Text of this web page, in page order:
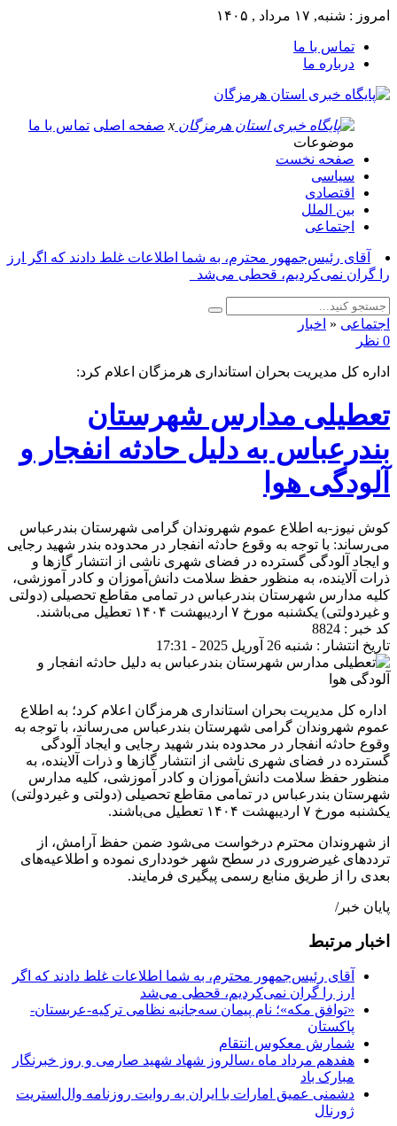
امروز : شنبه, ۱۷ مرداد , ۱۴۰۵
تماس با ما
درباره ما
x صفحه اصلی تماس با ما
موضوعات
صفحه نخست
سیاسی
اقتصادی
بین الملل
اجتماعی
آقای رئیس‌جمهور محترم، به شما اطلاعات غلط دادند که اگر ارز
را گران نمی‌کردیم، قحطی می‌شد_
اجتماعی « اخبار
0 نظر
اداره کل مدیریت بحران استانداری هرمزگان اعلام کرد:
تعطیلی مدارس شهرستان
بندرعباس به دلیل حادثه انفجار و
آلودگی هوا
کوش نیوز-به اطلاع عموم شهروندان گرامی شهرستان بندرعباس
می‌رساند: با توجه به وقوع حادثه انفجار در محدوده بندر شهید رجایی
و ایجاد آلودگی گسترده در فضای شهری ناشی از انتشار گازها و
ذرات آلاینده، به منظور حفظ سلامت دانش‌آموزان و کادر آموزشی،
کلیه مدارس شهرستان بندرعباس در تمامی مقاطع تحصیلی (دولتی
و غیردولتی) یکشنبه مورخ ۷ اردیبهشت ۱۴۰۴ تعطیل می‌باشند.
کد خبر : 8824
تاریخ انتشار : شنبه 26 آوریل 2025 - 17:31
اداره کل مدیریت بحران استانداری هرمزگان اعلام کرد؛ به اطلاع
عموم شهروندان گرامی شهرستان بندرعباس می‌رساند، با توجه به
وقوع حادثه انفجار در محدوده بندر شهید رجایی و ایجاد آلودگی
گسترده در فضای شهری ناشی از انتشار گازها و ذرات آلاینده، به
منظور حفظ سلامت دانش‌آموزان و کادر آموزشی، کلیه مدارس
شهرستان بندرعباس در تمامی مقاطع تحصیلی (دولتی و غیردولتی)
یکشنبه مورخ ۷ اردیبهشت ۱۴۰۴ تعطیل می‌باشند.
از شهروندان محترم درخواست می‌شود ضمن حفظ آرامش، از
ترددهای غیرضروری در سطح شهر خودداری نموده و اطلاعیه‌های
بعدی را از طریق منابع رسمی پیگیری فرمایند.
پایان خبر/
اخبار مرتبط
آقای رئیس‌جمهور محترم، به شما اطلاعات غلط دادند که اگر
ارز را گران نمی‌کردیم، قحطی می‌شد
«توافق مکه»؛ نام پیمان سه‌جانبه نظامی ترکیه-عربستان-
پاکستان
شمارش معکوس انتقام
هفدهم مرداد ماه ،سالروز شهاد شهید صارمی و روز خبرنگار
مبارک باد
دشمنی عمیق امارات با ایران به روایت روزنامه وال‌استریت
ژورنال